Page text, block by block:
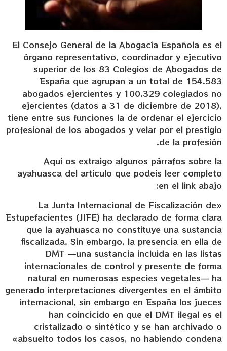
El Consejo General de la Abogací­a Española es el
órgano representativo, coordinador y ejecutivo
superior de los 83 Colegios de Abogados de
España que agrupan a un total de 154.583
abogados ejercientes y 100.329 colegiados no
ejercientes (datos a 31 de diciembre de 2018),
tiene entre sus funciones la de ordenar el ejercicio
profesional de los abogados y velar por el prestigio
de la profesión.
Aqui os extraigo algunos párrafos sobre la
ayahuasca del articulo que podeis leer completo
en el link abajo:
«La Junta Internacional de Fiscalización de
Estupefacientes (JIFE) ha declarado de forma clara
que la ayahuasca no constituye una sustancia
fiscalizada. Sin embargo, la presencia en ella de
DMT —una sustancia incluida en las listas
internacionales de control y presente de forma
natural en numerosas especies vegetales— ha
generado interpretaciones divergentes en el ámbito
internacional, sin embargo en España los jueces
han coincicido en que el DMT ilegal es el
cristalizado o sintético y se han archivado o
absuelto todos los casos, no habiendo condena»